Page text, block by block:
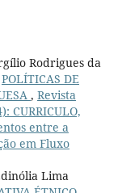
Rodrigues da
POLÍTICAS DE
, Revista
CURRICULO,
entre a
em Fluxo
Lima